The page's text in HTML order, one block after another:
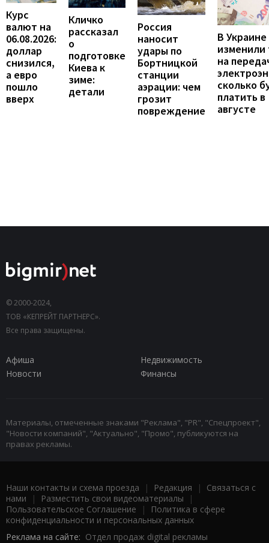
Курс
валют на
06.08.2026:
доллар
снизился,
а евро
пошло
вверх
Кличко
рассказал
о
подготовке
Киева к
зиме:
детали
Россия
наносит
удары по
Бортницкой
станции
аэрации: чем
грозит
повреждение
В Украине
на
сколько
платить в
августе
© 2000-2024,
ТОВ «КЕПРЕЙТ ПАРТНЕРС».
Все права защищены.
Афиша
Недвижимость
Новости
Финансы
Материалы, отмеченные знаками "Реклама", "PR", "Спецпроект",
"Новости компаний", "Актуально", "Промо", публикуются на
правах рекламы.
Наши контакты и схема проезда | Редакция | Связаться с
нами | Разместить свои видеоматериалы |
Пользовательское Соглашение |
Политика в сфере
конфиденциальности и персональных данных
Реклама на сайте: Отдел продаж digital рекламы